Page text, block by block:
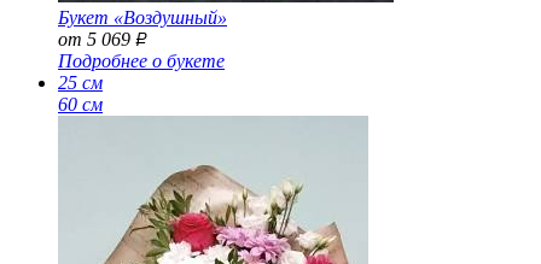
Букет «Воздушный»
от 5 069 Р
Подробнее о букете
25 см
60 см